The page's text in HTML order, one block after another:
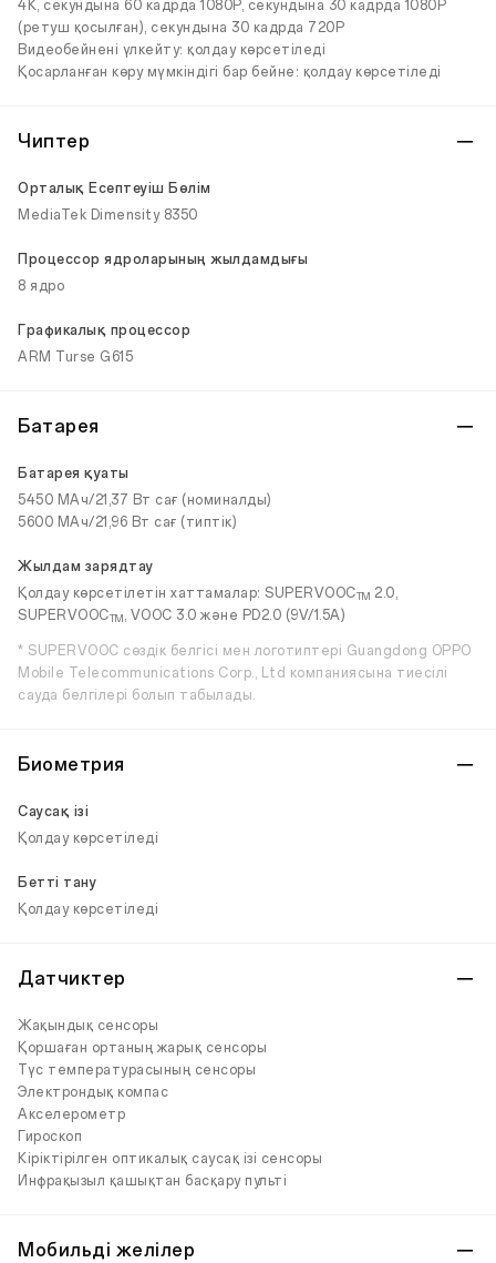
4K, секундына 60 кадрда 1080P, секундына 30 кадрда 1080P
(ретуш қосылған), секундына 30 кадрда 720P
Видеобейнені үлкейту: қолдау көрсетіледі
Қосарланған көру мүмкіндігі бар бейне: қолдау көрсетіледі
Чиптер
Орталық Есептеуіш Бөлім
MediaTek Dimensity 8350
Процессор ядроларының жылдамдығы
8 ядро
Графикалық процессор
ARM Turse G615
Батарея
Батарея қуаты
5450 МАч/21,37 Вт сағ (номиналды)
5600 МАч/21,96 Вт сағ (типтік)
Жылдам зарядтау
Қолдау көрсетілетін хаттамалар: SUPERVOOCТМ 2.0,
SUPERVOOCТМ, VOOC 3.0 және PD2.0 (9V/1.5A)
* SUPERVOOC сөздік белгісі мен логотиптері Guangdong OPPO
Mobile Telecommunications Corp., Ltd компаниясына тиесілі
сауда белгілері болып табылады.
Биометрия
Саусақ ізі
Қолдау көрсетіледі
Бетті тану
Қолдау көрсетіледі
Датчиктер
Жақындық сенсоры
Қоршаған ортаның жарық сенсоры
Түс температурасының сенсоры
Электрондық компас
Акселерометр
Гироскоп
Кіріктірілген оптикалық саусақ ізі сенсоры
Инфрақызыл қашықтан басқару пульті
Мобильді желілер